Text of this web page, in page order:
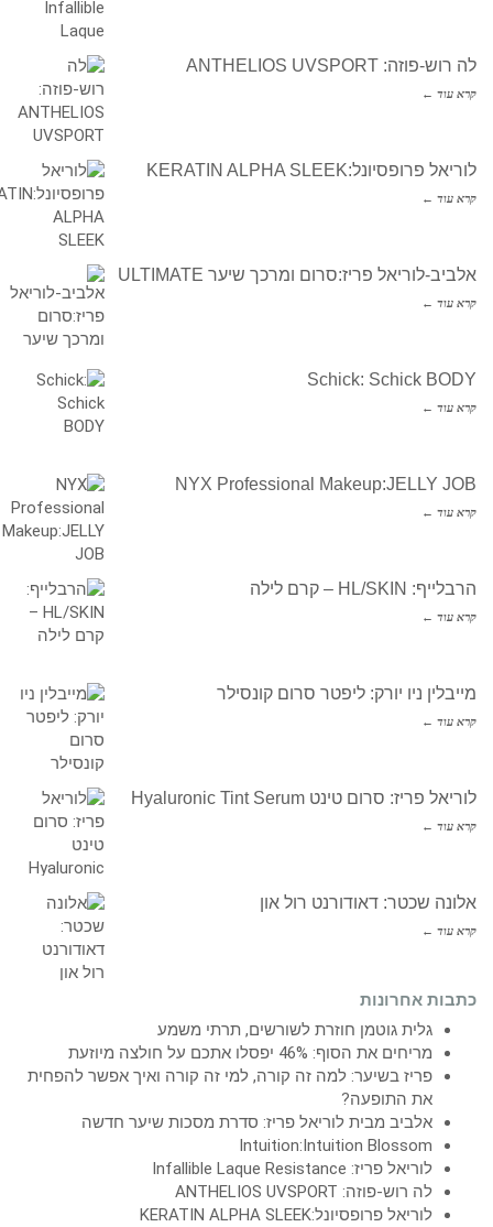
לה רוש-פוזה: ANTHELIOS UVSPORT
קרא עוד ←
לוריאל פרופסיונל:KERATIN ALPHA SLEEK
קרא עוד ←
אלביב-לוריאל פריז:סרום ומרכך שיער ULTIMATE
קרא עוד ←
Schick: Schick BODY
קרא עוד ←
NYX Professional Makeup:JELLY JOB
קרא עוד ←
הרבלייף: HL/SKIN – קרם לילה
קרא עוד ←
מייבלין ניו יורק: ליפטר סרום קונסילר
קרא עוד ←
לוריאל פריז: סרום טינט Hyaluronic Tint Serum
קרא עוד ←
אלונה שכטר: דאודורנט רול און
קרא עוד ←
כתבות אחרונות
גלית גוטמן חוזרת לשורשים, תרתי משמע
מריחים את הסוף: 46% יפסלו אתכם על חולצה מיוזעת
פריז בשיער: למה זה קורה, למי זה קורה ואיך אפשר להפחית
את התופעה?
אלביב מבית לוריאל פריז: סדרת מסכות שיער חדשה
Intuition:Intuition Blossom
לוריאל פריז: Infallible Laque Resistance
לה רוש-פוזה: ANTHELIOS UVSPORT
לוריאל פרופסיונל:KERATIN ALPHA SLEEK